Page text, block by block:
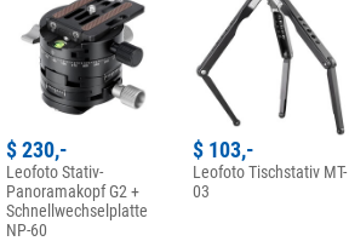
$ 230,-
Leofoto Stativ-
Panoramakopf G2 +
Schnellwechselplatte
NP-60
$ 103,-
Leofoto Tischstativ MT-
03